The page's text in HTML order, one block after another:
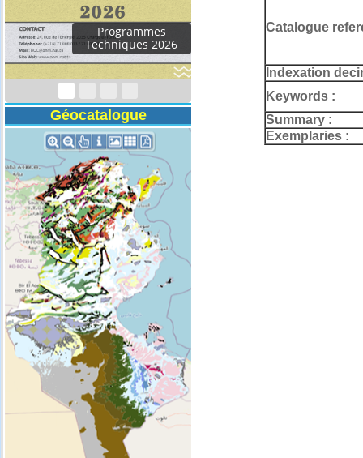
Géocatalogue
Catalogue
Indexation
Keywords :
Summary :
Exemplaries :